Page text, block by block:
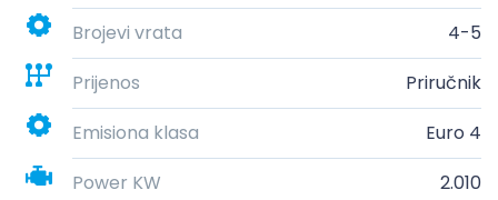
Brojevi vrata
4-5
Prijenos
Priručnik
Emisiona klasa
Euro 4
Power KW
2.010